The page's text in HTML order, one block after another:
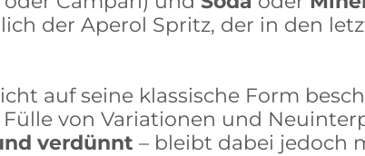
der Aperol Spritz, der in den
auf seine klassische Form
von Variationen und
verdünnt – bleibt dabei jedoch